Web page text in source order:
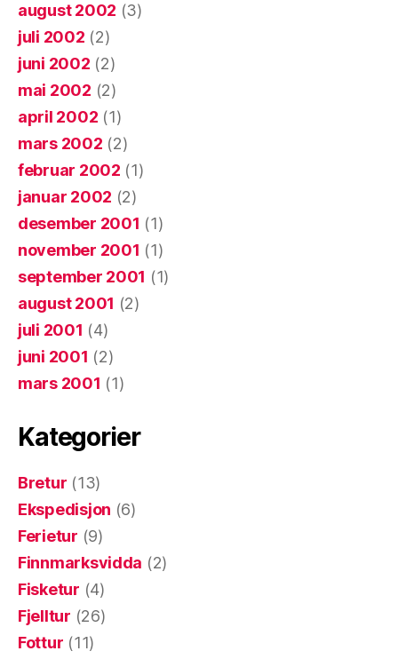
august 2002 (3)
juli 2002 (2)
juni 2002 (2)
mai 2002 (2)
april 2002 (1)
mars 2002 (2)
februar 2002 (1)
januar 2002 (2)
desember 2001 (1)
november 2001 (1)
september 2001 (1)
august 2001 (2)
juli 2001 (4)
juni 2001 (2)
mars 2001 (1)
Kategorier
Bretur (13)
Ekspedisjon (6)
Ferietur (9)
Finnmarksvidda (2)
Fisketur (4)
Fjelltur (26)
Fottur (11)